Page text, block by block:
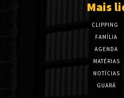
Mais
CLIPPING
FAMÍLIA
AGENDA
MATÉRIAS
NOTÍCIAS
GUARÁ